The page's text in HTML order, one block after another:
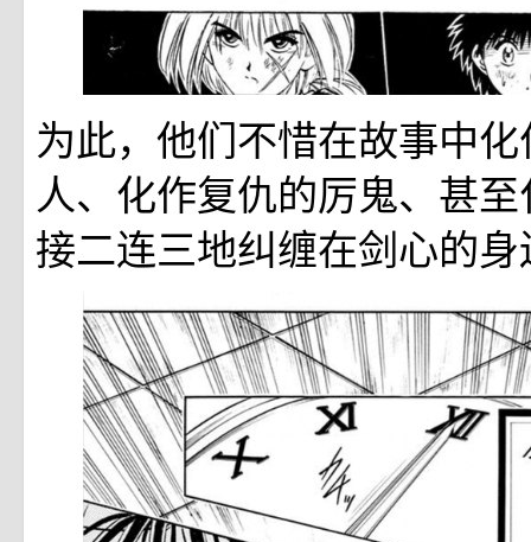
为此，他们不惜在故事中
人、化作复仇的厉鬼、甚
接二连三地纠缠在剑心的